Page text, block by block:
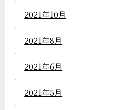
2021年10月
2021年8月
2021年6月
2021年5月